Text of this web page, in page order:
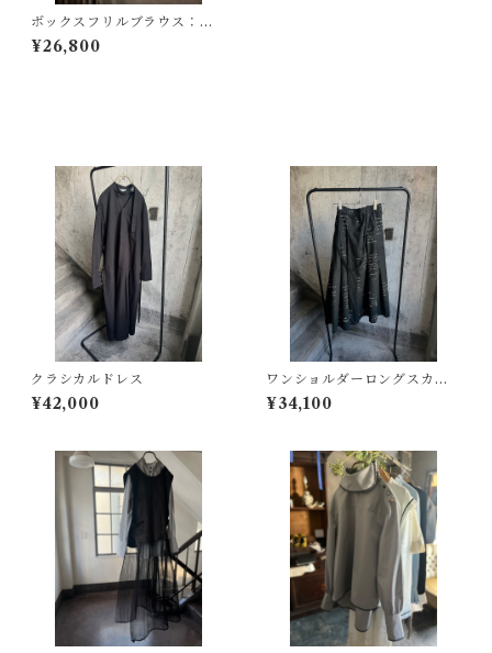
ボックスフリルブラウス：く
すみブルー
¥26,800
クラシカルドレス
¥42,000
ワンショルダーロングスカー
ト：文字のハーフリネン
¥34,100